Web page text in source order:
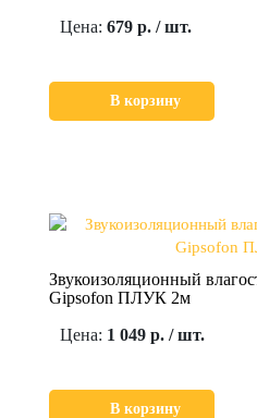
Цена: 679 р. / шт.
В корзину
Звукоизоляционный
Gipsofon ПЛУК 2м
Цена: 1 049 р. / шт.
В корзину